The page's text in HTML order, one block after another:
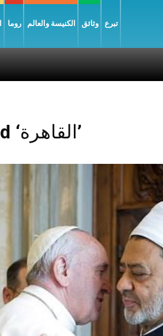
روما الكنيسة والعالم وثائق تبرع
Posts Tagged ‘القاهرة’